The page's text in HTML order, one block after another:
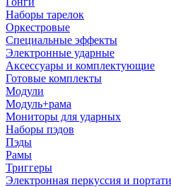
Наборы тарелок
Оркестровые
Специальные эффекты
Электронные ударные
Аксессуары и комплектующие
Готовые комплекты
Модули
Модуль+рама
Мониторы для ударных
Наборы пэдов
Пэды
Рамы
Триггеры
Электронная перкуссия и